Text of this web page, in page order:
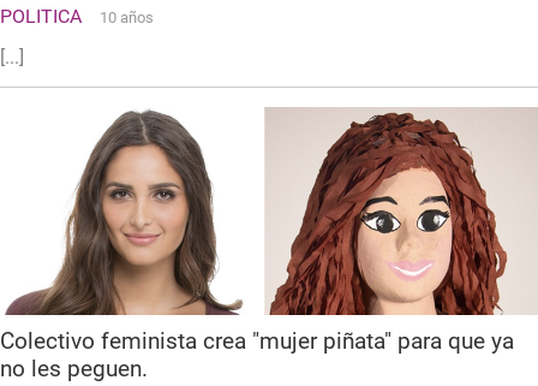
POLITICA 10 años
[...]
Colectivo feminista crea "mujer piñata" para que ya
no les peguen.